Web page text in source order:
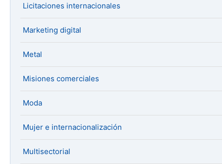
Licitaciones internacionales
Marketing digital
Metal
Misiones comerciales
Moda
Mujer e internacionalización
Multisectorial